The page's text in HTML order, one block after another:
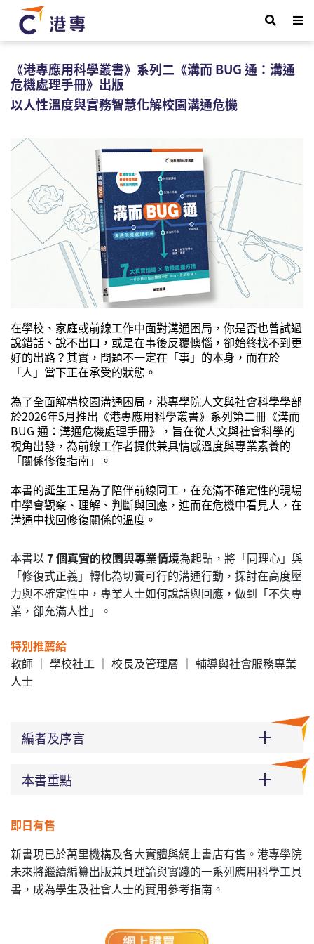
《港專應用科學叢書》系列二《溝而 BUG 通：溝通
危機處理手冊》出版
以人性溫度與實務智慧化解校園溝通危機
在學校、家庭或前線工作中面對溝通困局，你是否也曾試過
說錯話、說不出口，或是在事後反覆懊惱，卻始終找不到更
好的出路？其實，問題不一定在「事」的本身，而在於
「人」當下正在承受的狀態。
為了全面解構校園溝通困局，港專學院人文與社會科學學部
於2026年5月推出《港專應用科學叢書》系列第二冊《溝而
BUG 通：溝通危機處理手冊》，旨在從人文與社會科學的
視角出發，為前線工作者提供兼具情感溫度與專業素養的
「關係修復指南」。
本書的誕生正是為了陪伴前線同工，在充滿不確定性的現場
中學會觀察、理解、判斷與回應，進而在危機中看見人，在
溝通中找回修復關係的溫度。
本書以7 個真實的校園與專業情境為起點，將「同理心」與
「修復式正義」轉化為切實可行的溝通行動，探討在高度壓
力與不確定性中，專業人士如何說話與回應，做到「不失專
業，卻充滿人性」。
特別推薦給
教師 ｜ 學校社工 ｜ 校長及管理層 ｜ 輔導與社會服務專業
人士
編者及序言
本書重點
即日有售
新書現已於萬里機構及各大實體與網上書店有售。港專學院
未來將繼續編纂出版兼具理論與實踐的一系列應用科學工具
書，成為學生及社會人士的實用參考指南。